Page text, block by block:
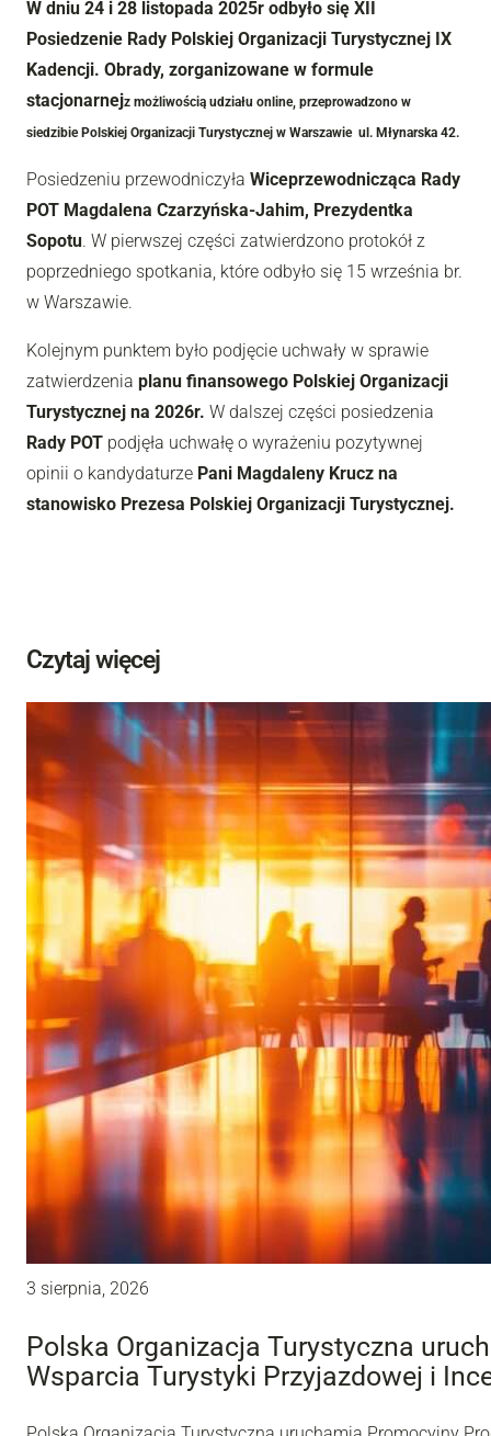
W dniu 24 i 28 listopada 2025r odbyło się XII
Posiedzenie Rady Polskiej Organizacji Turystycznej IX
Kadencji. Obrady, zorganizowane w formule
stacjonarnejz możliwością udziału online, przeprowadzono w
siedzibie Polskiej Organizacji Turystycznej w Warszawie ul. Młynarska 42.
Posiedzeniu przewodniczyła Wiceprzewodnicząca Rady
POT Magdalena Czarzyńska-Jahim, Prezydentka
Sopotu. W pierwszej części zatwierdzono protokół z
poprzedniego spotkania, które odbyło się 15 września br.
w Warszawie.
Kolejnym punktem było podjęcie uchwały w sprawie
zatwierdzenia planu finansowego Polskiej Organizacji
Turystycznej na 2026r. W dalszej części posiedzenia
Rady POT podjęła uchwałę o wyrażeniu pozytywnej
opinii o kandydaturze Pani Magdaleny Krucz na
stanowisko Prezesa Polskiej Organizacji Turystycznej.
Czytaj więcej
3 sierpnia, 2026
Polska Organizacja Turystyczna
Wsparcia Turystyki Przyjazdowej i